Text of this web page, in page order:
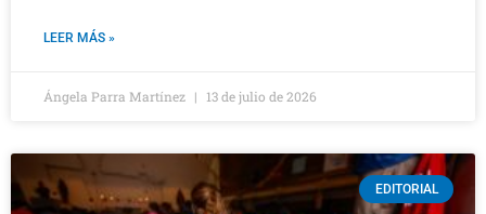
LEER MÁS »
Ángela Parra Martínez 13 de julio de 2026
EDITORIAL